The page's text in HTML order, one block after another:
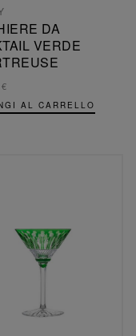
DA
VERDE
AL CARRELLO